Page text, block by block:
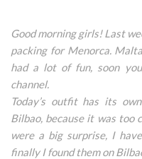
Good morning girls! Last
packing for Menorca.
had a lot of fun, soon
channel.
Today’s outfit has its
Bilbao, because it was too
were a big surprise, I
finally I found them on